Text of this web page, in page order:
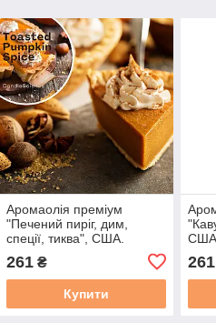
Аромаолія преміум
"Печений пиріг, дим,
спеції, тиква", США.
"Toasted Pumpkin Spice".
Candle Science
261₴
Купити
США.
261